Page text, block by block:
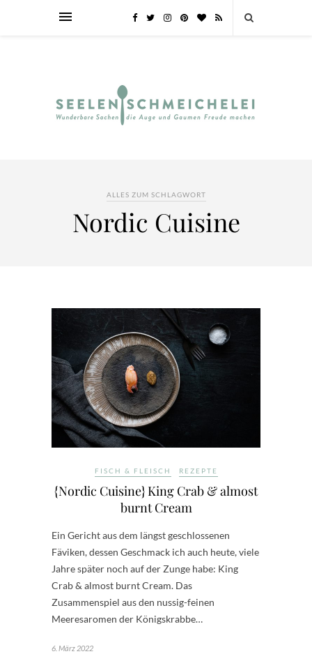
ALLES ZUM SCHLAGWORT
Nordic Cuisine
FISCH & FLEISCH REZEPTE
{Nordic Cuisine} King Crab & almost
burnt Cream
Ein Gericht aus dem längst geschlossenen
Fäviken, dessen Geschmack ich auch heute, viele
Jahre später noch auf der Zunge habe: King
Crab & almost burnt Cream. Das
Zusammenspiel aus den nussig-feinen
Meeresaromen der Königskrabbe…
6. März 2022